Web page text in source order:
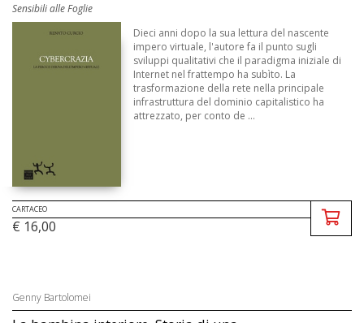
Sensibili alle Foglie
Dieci anni dopo la sua lettura del nascente
impero virtuale, l'autore fa il punto sugli
sviluppi qualitativi che il paradigma iniziale di
Internet nel frattempo ha subìto. La
trasformazione della rete nella principale
infrastruttura del dominio capitalistico ha
attrezzato, per conto de ...
CARTACEO
€ 16,00
Genny Bartolomei